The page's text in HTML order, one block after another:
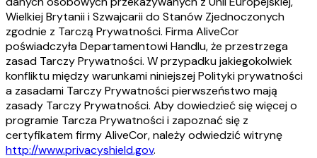
Wielkiej Brytanii i Szwajcarii do Stanów Zjednoczonych
zgodnie z Tarczą Prywatności. Firma AliveCor
poświadczyła Departamentowi Handlu, że przestrzega
zasad Tarczy Prywatności. W przypadku jakiegokolwiek
konfliktu między warunkami niniejszej Polityki prywatności
a zasadami Tarczy Prywatności pierwszeństwo mają
zasady Tarczy Prywatności. Aby dowiedzieć się więcej o
programie Tarcza Prywatności i zapoznać się z
certyfikatem firmy AliveCor, należy odwiedzić witrynę
http://www.privacyshield.gov.